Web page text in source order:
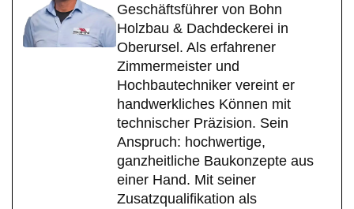
Geschäftsführer von Bohn
Holzbau & Dachdeckerei in
Oberursel. Als erfahrener
Zimmermeister und
Hochbautechniker vereint er
handwerkliches Können mit
technischer Präzision. Sein
Anspruch: hochwertige,
ganzheitliche Baukonzepte aus
einer Hand. Mit seiner
Zusatzqualifikation als